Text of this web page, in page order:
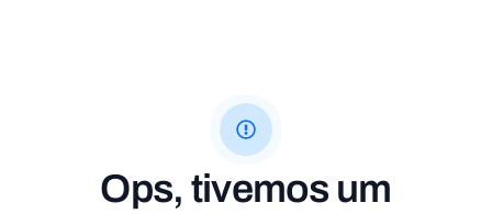
Ops, tivemos um